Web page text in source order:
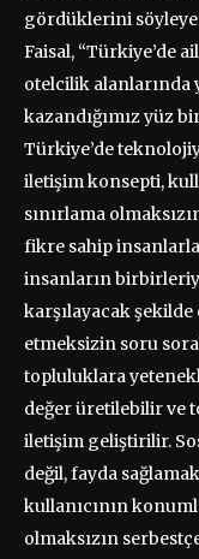
gördüklerini
Faisal, “Türkiye’de
otelcilik alanlarında
kazandığımız yüz
Türkiye’de
iletişim konsepti,
sınırlama
fikre sahip
insanların
karşılayacak
etmeksizin soru
topluluklara
değer üretilebilir ve
iletişim geliştirilir.
değil, fayda
kullanıcının
olmaksızın